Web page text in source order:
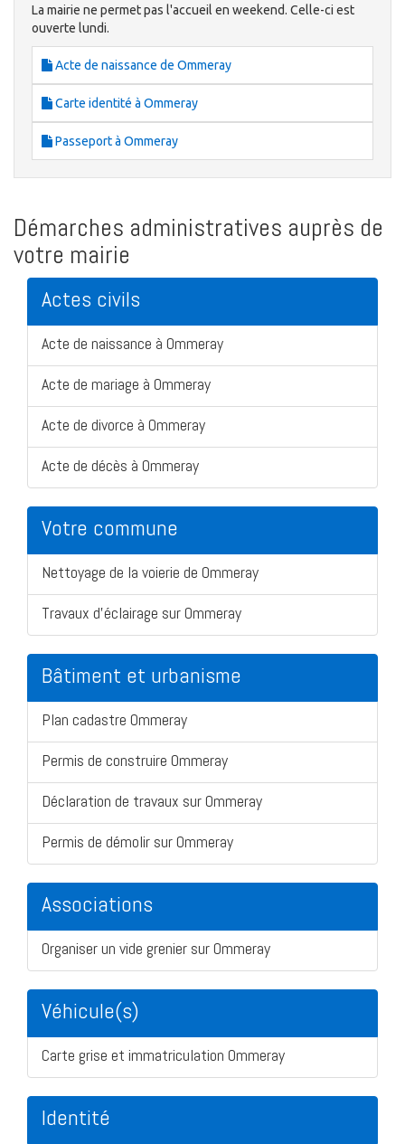
La mairie ne permet pas l'accueil en weekend. Celle-ci est
ouverte lundi.
Acte de naissance de Ommeray
Carte identité à Ommeray
Passeport à Ommeray
Démarches administratives auprès de
votre mairie
Actes civils
Acte de naissance à Ommeray
Acte de mariage à Ommeray
Acte de divorce à Ommeray
Acte de décès à Ommeray
Votre commune
Nettoyage de la voierie de Ommeray
Travaux d'éclairage sur Ommeray
Bâtiment et urbanisme
Plan cadastre Ommeray
Permis de construire Ommeray
Déclaration de travaux sur Ommeray
Permis de démolir sur Ommeray
Associations
Organiser un vide grenier sur Ommeray
Véhicule(s)
Carte grise et immatriculation Ommeray
Identité